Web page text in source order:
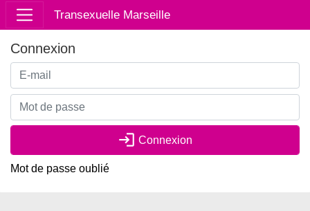
Transexuelle Marseille
Connexion
login Connexion
Mot de passe oublié